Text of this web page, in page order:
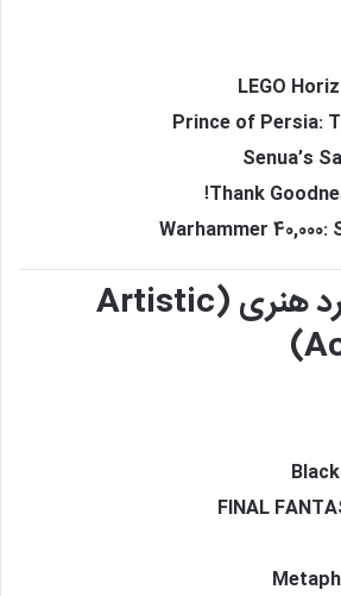
LEGO
Prince of Persia:
Senua’s
Thank
Warhammer 40,000:
بهترین دستاورد هنری (Artistic
FINAL